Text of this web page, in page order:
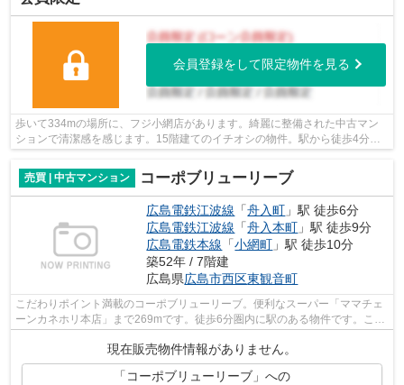
会員登録をして限定物件を見る
歩いて334mの場所に、フジ小網店があります。綺麗に整備された中古マン
ションで清潔感を感じます。15階建てのイチオシの物件。駅から徒歩4分の
所にある物件です。不動産の購入を検討し...
売買 | 中古マンション
コーポブリューリーブ
広島電鉄江波線 「舟入町 」駅 徒歩6分
広島電鉄江波線 「舟入本町 」駅 徒歩9分
広島電鉄本線 「小網町 」駅 徒歩10分
築52年 / 7階建
広島県広島市西区東観音町
こだわりポイント満載のコーポブリューリーブ。便利なスーパー「ママチェ
ーンカネホリ本店」まで269mです。徒歩6分圏内に駅のある物件です。この
物件は快適な室内環境が魅力の中古マン...
現在販売物件情報がありません。
「コーポブリューリーブ」への